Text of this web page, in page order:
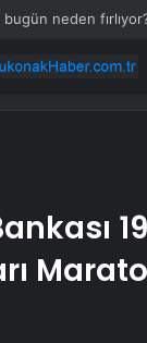
neden